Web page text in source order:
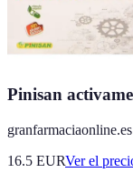
Pinisan
granfarmaciaonline.es
16.5 EURVer el